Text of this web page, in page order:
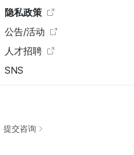
隐私政策
公告/活动
人才招聘
SNS
提交咨询